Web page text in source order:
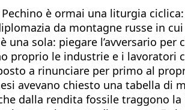
è ormai una liturgia
da montagne russe in
sola: piegare l’avversario
le industrie e i lavoratori
a rinunciare per primo al
avevano chiesto una tabella di
dalla rendita fossile traggono la